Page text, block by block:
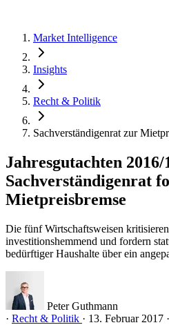
Market Intelligence
Insights
Recht & Politik
Sachverständigenrat zur
Jahresgutachten 2016/
Sachverständigenrat
Mietpreisbremse
Die fünf Wirtschaftsweisen
investitionshemmend und fordern
bedürftiger Haushalte über ein
Peter Guthmann
· Recht & Politik · 13. Februar 2017 ·